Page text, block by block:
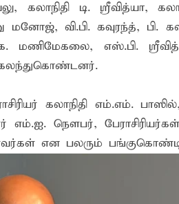
கலாநிதி டி. ஸ்ரீவித்யா,
வி.பி. கவுரந்த், பி.
மணிமேகலை, எஸ்.பி.
கலந்துகொண்டனர்.
கலாநிதி எம்.எம்.
எம்.ஐ. நௌபர், பேராசிரியர்கள்
என பலரும்